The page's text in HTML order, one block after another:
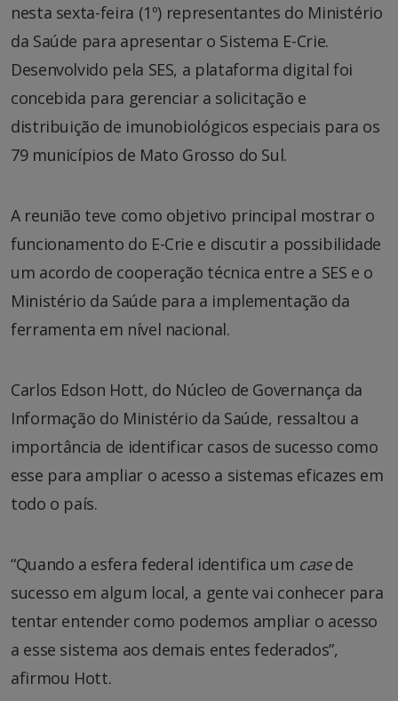
nesta sexta-feira (1º) representantes do Ministério
da Saúde para apresentar o Sistema E-Crie.
Desenvolvido pela SES, a plataforma digital foi
concebida para gerenciar a solicitação e
distribuição de imunobiológicos especiais para os
79 municípios de Mato Grosso do Sul.
A reunião teve como objetivo principal mostrar o
funcionamento do E-Crie e discutir a possibilidade
um acordo de cooperação técnica entre a SES e o
Ministério da Saúde para a implementação da
ferramenta em nível nacional.
Carlos Edson Hott, do Núcleo de Governança da
Informação do Ministério da Saúde, ressaltou a
importância de identificar casos de sucesso como
esse para ampliar o acesso a sistemas eficazes em
todo o país.
“Quando a esfera federal identifica um casede
sucesso em algum local, a gente vai conhecer para
tentar entender como podemos ampliar o acesso
a esse sistema aos demais entes federados”,
afirmou Hott.